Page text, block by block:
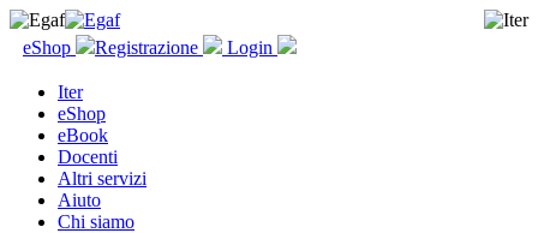
eShop Registrazione Login
Iter
eShop
eBook
Docenti
Altri servizi
Aiuto
Chi siamo